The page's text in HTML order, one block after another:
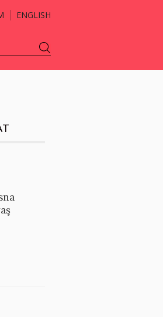
ENGLISH